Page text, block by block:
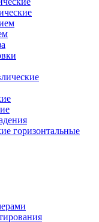
горизонтальные